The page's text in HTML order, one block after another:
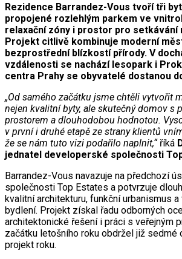
Rezidence Barrandez-Vous tvoří tři
propojené rozlehlým parkem ve
relaxační zóny i prostor pro setkávání
Projekt citlivě kombinuje moderní
bezprostřední blízkostí přírody. V
vzdálenosti se nachází lesopark i
centra Prahy se obyvatelé dostanou
„Od samého začátku jsme chtěli vytvořit
nejen kvalitní byty, ale skutečný domov s
prostorem a dlouhodobou hodnotou.
v první i druhé etapě ze strany klientů
že se nám tuto vizi podařilo naplnit,“říká
jednatel developerské společnosti
Barrandez-Vous navazuje na předchozí
společnosti Top Estates a potvrzuje
kvalitní architekturu, funkční urbanismus
bydlení. Projekt získal řadu odborných
architektonické řešení i práci s veřejným
začátku letošního roku obdržel již sedmé
projekt roku.